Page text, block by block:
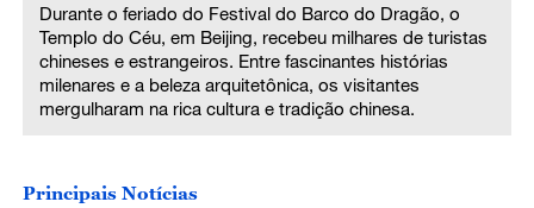
Durante o feriado do Festival do Barco do Dragão, o
Templo do Céu, em Beijing, recebeu milhares de turistas
chineses e estrangeiros. Entre fascinantes histórias
milenares e a beleza arquitetônica, os visitantes
mergulharam na rica cultura e tradição chinesa.
Principais Notícias